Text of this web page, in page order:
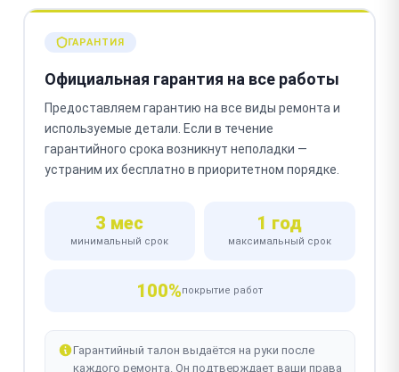
ГАРАНТИЯ
Официальная гарантия на все работы
Предоставляем гарантию на все виды ремонта и
используемые детали. Если в течение
гарантийного срока возникнут неполадки —
устраним их бесплатно в приоритетном порядке.
3 мес
минимальный срок
1 год
максимальный срок
100%покрытие работ
Гарантийный талон выдаётся на руки после
каждого ремонта. Он подтверждает ваши права